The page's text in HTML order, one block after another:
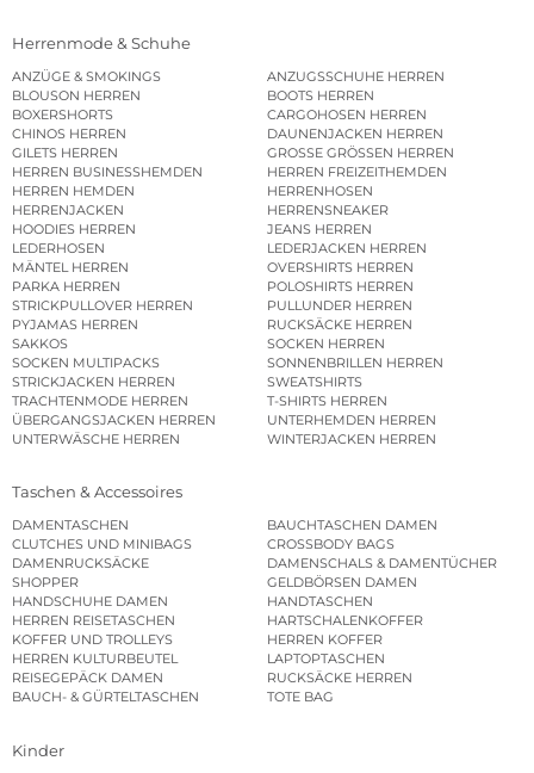
Herrenmode & Schuhe
ANZÜGE & SMOKINGS
ANZUGSSCHUHE HERREN
BLOUSON HERREN
BOOTS HERREN
BOXERSHORTS
CARGOHOSEN HERREN
CHINOS HERREN
DAUNENJACKEN HERREN
GILETS HERREN
GROSSE GRÖSSEN HERREN
HERREN BUSINESSHEMDEN
HERREN FREIZEITHEMDEN
HERREN HEMDEN
HERRENHOSEN
HERRENJACKEN
HERRENSNEAKER
HOODIES HERREN
JEANS HERREN
LEDERHOSEN
LEDERJACKEN HERREN
MÄNTEL HERREN
OVERSHIRTS HERREN
PARKA HERREN
POLOSHIRTS HERREN
STRICKPULLOVER HERREN
PULLUNDER HERREN
PYJAMAS HERREN
RUCKSÄCKE HERREN
SAKKOS
SOCKEN HERREN
SOCKEN MULTIPACKS
SONNENBRILLEN HERREN
STRICKJACKEN HERREN
SWEATSHIRTS
TRACHTENMODE HERREN
T-SHIRTS HERREN
ÜBERGANGSJACKEN HERREN
UNTERHEMDEN HERREN
UNTERWÄSCHE HERREN
WINTERJACKEN HERREN
Taschen & Accessoires
DAMENTASCHEN
BAUCHTASCHEN DAMEN
CLUTCHES UND MINIBAGS
CROSSBODY BAGS
DAMENRUCKSÄCKE
DAMENSCHALS & DAMENTÜCHER
SHOPPER
GELDBÖRSEN DAMEN
HANDSCHUHE DAMEN
HANDTASCHEN
HERREN REISETASCHEN
HARTSCHALENKOFFER
KOFFER UND TROLLEYS
HERREN KOFFER
HERREN KULTURBEUTEL
LAPTOPTASCHEN
REISEGEPÄCK DAMEN
RUCKSÄCKE HERREN
BAUCH- & GÜRTELTASCHEN
TOTE BAG
Kinder